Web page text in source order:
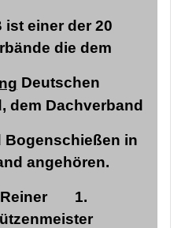
ist einer der 20
die dem
Deutschen
dem Dachverband
Bogenschießen in
angehören.
1.